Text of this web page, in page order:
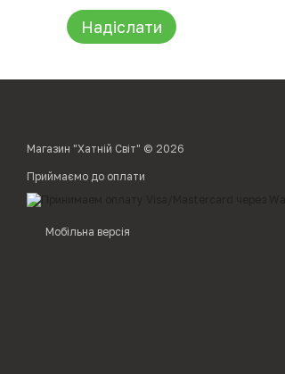
Надіслати
Магазин "Хатній Світ" © 2026
Приймаємо до оплати
Мобільна версія